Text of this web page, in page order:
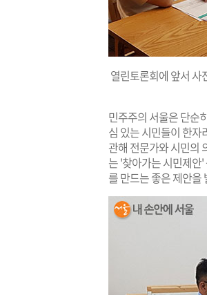
열린토론회에 앞서 사
민주주의 서울은 단순
심 있는 시민들이 한
관해 전문가와 시민의
는 '찾아가는 시민제안
를 만드는 좋은 제안을